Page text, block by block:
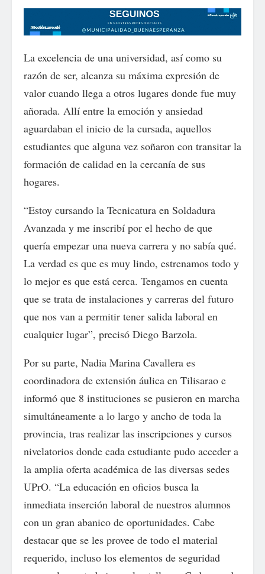
La excelencia de una universidad, así como su
razón de ser, alcanza su máxima expresión de
valor cuando llega a otros lugares donde fue muy
añorada. Allí entre la emoción y ansiedad
aguardaban el inicio de la cursada, aquellos
estudiantes que alguna vez soñaron con transitar la
formación de calidad en la cercanía de sus
hogares.
“Estoy cursando la Tecnicatura en Soldadura
Avanzada y me inscribí por el hecho de que
quería empezar una nueva carrera y no sabía qué.
La verdad es que es muy lindo, estrenamos todo y
lo mejor es que está cerca. Tengamos en cuenta
que se trata de instalaciones y carreras del futuro
que nos van a permitir tener salida laboral en
cualquier lugar”, precisó Diego Barzola.
Por su parte, Nadia Marina Cavallera es
coordinadora de extensión áulica en Tilisarao e
informó que 8 instituciones se pusieron en marcha
simultáneamente a lo largo y ancho de toda la
provincia, tras realizar las inscripciones y cursos
nivelatorios donde cada estudiante pudo acceder a
la amplia oferta académica de las diversas sedes
UPrO. “La educación en oficios busca la
inmediata inserción laboral de nuestros alumnos
con un gran abanico de oportunidades. Cabe
destacar que se les provee de todo el material
requerido, incluso los elementos de seguridad